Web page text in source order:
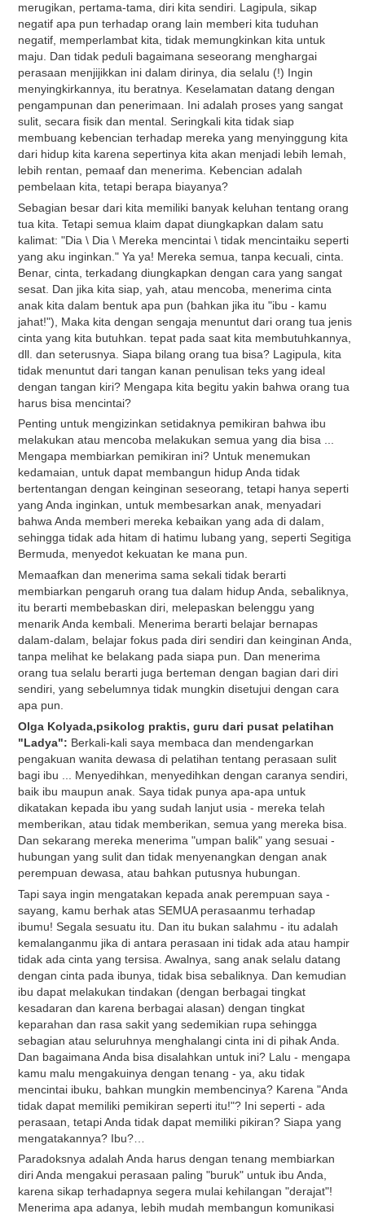
merugikan, pertama-tama, diri kita sendiri. Lagipula, sikap
negatif apa pun terhadap orang lain memberi kita tuduhan
negatif, memperlambat kita, tidak memungkinkan kita untuk
maju. Dan tidak peduli bagaimana seseorang menghargai
perasaan menjijikkan ini dalam dirinya, dia selalu (!) Ingin
menyingkirkannya, itu beratnya. Keselamatan datang dengan
pengampunan dan penerimaan. Ini adalah proses yang sangat
sulit, secara fisik dan mental. Seringkali kita tidak siap
membuang kebencian terhadap mereka yang menyinggung kita
dari hidup kita karena sepertinya kita akan menjadi lebih lemah,
lebih rentan, pemaaf dan menerima. Kebencian adalah
pembelaan kita, tetapi berapa biayanya?
Sebagian besar dari kita memiliki banyak keluhan tentang orang
tua kita. Tetapi semua klaim dapat diungkapkan dalam satu
kalimat: "Dia \ Dia \ Mereka mencintai \ tidak mencintaiku seperti
yang aku inginkan." Ya ya! Mereka semua, tanpa kecuali, cinta.
Benar, cinta, terkadang diungkapkan dengan cara yang sangat
sesat. Dan jika kita siap, yah, atau mencoba, menerima cinta
anak kita dalam bentuk apa pun (bahkan jika itu "ibu - kamu
jahat!"), Maka kita dengan sengaja menuntut dari orang tua jenis
cinta yang kita butuhkan. tepat pada saat kita membutuhkannya,
dll. dan seterusnya. Siapa bilang orang tua bisa? Lagipula, kita
tidak menuntut dari tangan kanan penulisan teks yang ideal
dengan tangan kiri? Mengapa kita begitu yakin bahwa orang tua
harus bisa mencintai?
Penting untuk mengizinkan setidaknya pemikiran bahwa ibu
melakukan atau mencoba melakukan semua yang dia bisa ...
Mengapa membiarkan pemikiran ini? Untuk menemukan
kedamaian, untuk dapat membangun hidup Anda tidak
bertentangan dengan keinginan seseorang, tetapi hanya seperti
yang Anda inginkan, untuk membesarkan anak, menyadari
bahwa Anda memberi mereka kebaikan yang ada di dalam,
sehingga tidak ada hitam di hatimu lubang yang, seperti Segitiga
Bermuda, menyedot kekuatan ke mana pun.
Memaafkan dan menerima sama sekali tidak berarti
membiarkan pengaruh orang tua dalam hidup Anda, sebaliknya,
itu berarti membebaskan diri, melepaskan belenggu yang
menarik Anda kembali. Menerima berarti belajar bernapas
dalam-dalam, belajar fokus pada diri sendiri dan keinginan Anda,
tanpa melihat ke belakang pada siapa pun. Dan menerima
orang tua selalu berarti juga berteman dengan bagian dari diri
sendiri, yang sebelumnya tidak mungkin disetujui dengan cara
apa pun.
Olga Kolyada,psikolog praktis, guru dari pusat pelatihan
"Ladya": Berkali-kali saya membaca dan mendengarkan
pengakuan wanita dewasa di pelatihan tentang perasaan sulit
bagi ibu ... Menyedihkan, menyedihkan dengan caranya sendiri,
baik ibu maupun anak. Saya tidak punya apa-apa untuk
dikatakan kepada ibu yang sudah lanjut usia - mereka telah
memberikan, atau tidak memberikan, semua yang mereka bisa.
Dan sekarang mereka menerima "umpan balik" yang sesuai -
hubungan yang sulit dan tidak menyenangkan dengan anak
perempuan dewasa, atau bahkan putusnya hubungan.
Tapi saya ingin mengatakan kepada anak perempuan saya -
sayang, kamu berhak atas SEMUA perasaanmu terhadap
ibumu! Segala sesuatu itu. Dan itu bukan salahmu - itu adalah
kemalanganmu jika di antara perasaan ini tidak ada atau hampir
tidak ada cinta yang tersisa. Awalnya, sang anak selalu datang
dengan cinta pada ibunya, tidak bisa sebaliknya. Dan kemudian
ibu dapat melakukan tindakan (dengan berbagai tingkat
kesadaran dan karena berbagai alasan) dengan tingkat
keparahan dan rasa sakit yang sedemikian rupa sehingga
sebagian atau seluruhnya menghalangi cinta ini di pihak Anda.
Dan bagaimana Anda bisa disalahkan untuk ini? Lalu - mengapa
kamu malu mengakuinya dengan tenang - ya, aku tidak
mencintai ibuku, bahkan mungkin membencinya? Karena "Anda
tidak dapat memiliki pemikiran seperti itu!"? Ini seperti - ada
perasaan, tetapi Anda tidak dapat memiliki pikiran? Siapa yang
mengatakannya? Ibu?…
Paradoksnya adalah Anda harus dengan tenang membiarkan
diri Anda mengakui perasaan paling "buruk" untuk ibu Anda,
karena sikap terhadapnya segera mulai kehilangan "derajat"!
Menerima apa adanya, lebih mudah membangun komunikasi